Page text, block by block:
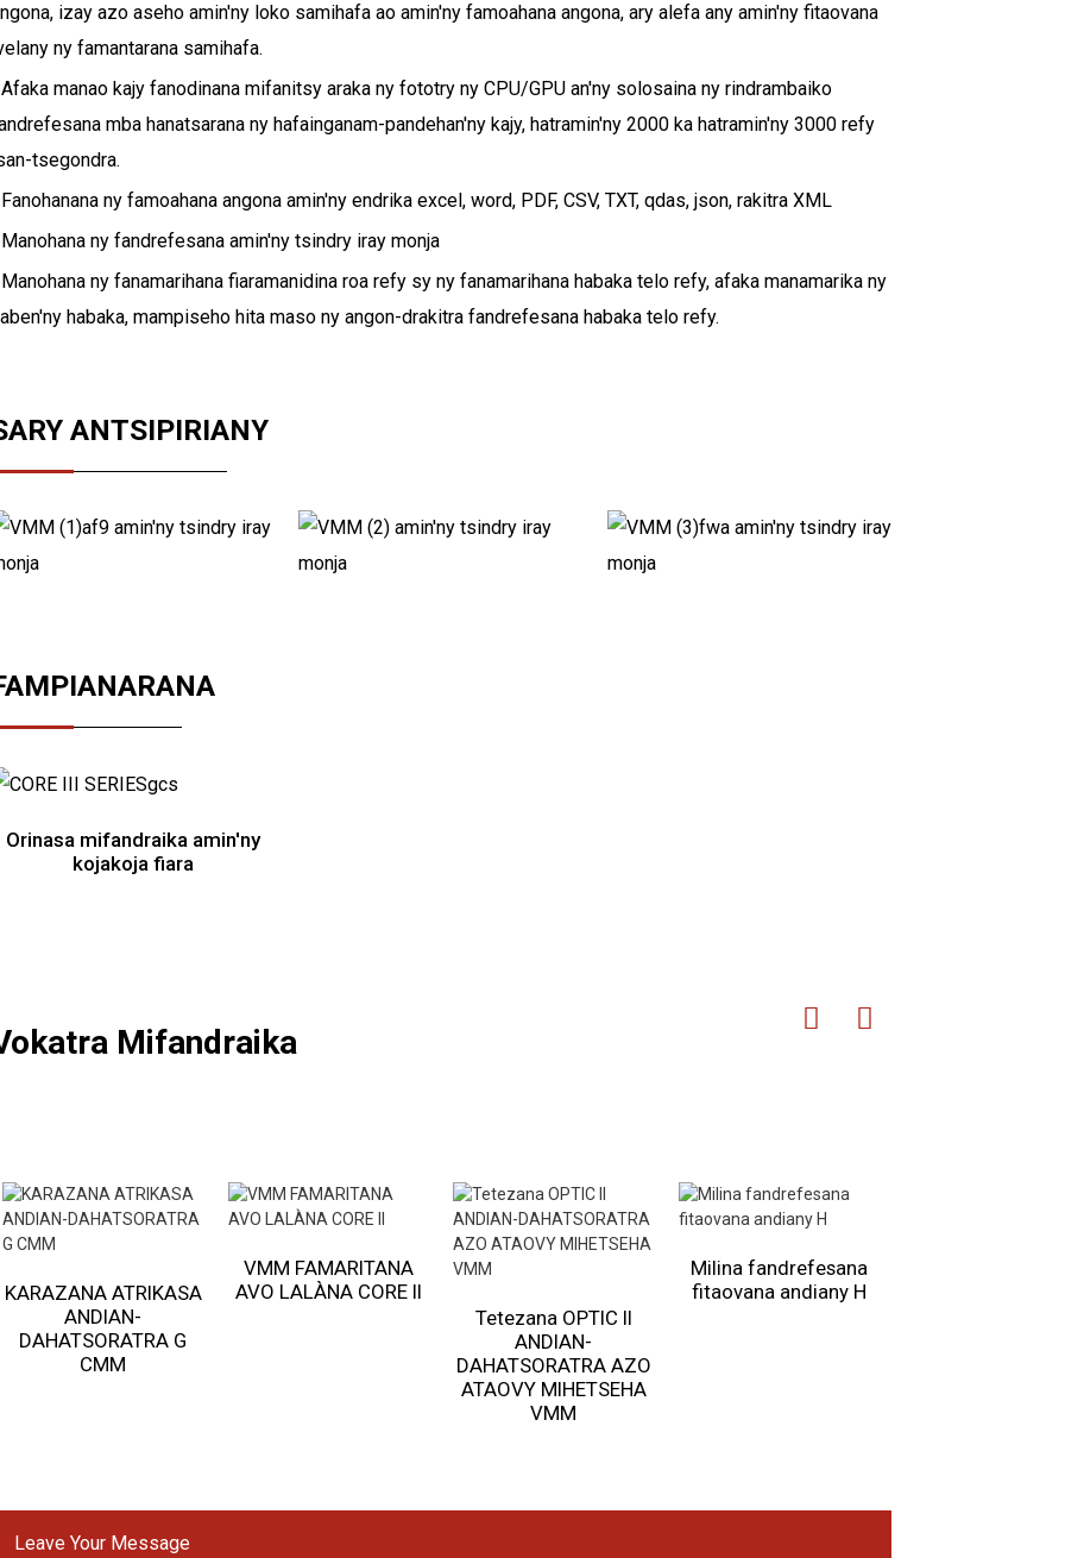
izay azo aseho amin'ny loko samihafa ao amin'ny famoahana angona, ary alefa any amin'ny fitaovana
ny famantarana samihafa.
Afaka manao kajy fanodinana mifanitsy araka ny fototry ny CPU/GPU an'ny solosaina ny rindrambaiko
mba hanatsarana ny hafainganam-pandehan'ny kajy, hatramin'ny 2000 ka hatramin'ny 3000 refy
tsegondra.
Fanohanana ny famoahana angona amin'ny endrika excel, word, PDF, CSV, TXT, qdas, json, rakitra XML
Manohana ny fandrefesana amin'ny tsindry iray monja
Manohana ny fanamarihana fiaramanidina roa refy sy ny fanamarihana habaka telo refy, afaka manamarika ny
habaka, mampiseho hita maso ny angon-drakitra fandrefesana habaka telo refy.
ANTSIPIRIANY
Orinasa mifandraika amin'ny
kojakoja fiara
Mifandraika
KARAZANA ATRIKASA
ANDIAN-
DAHATSORATRA G
CMM
VMM FAMARITANA
AVO LALÀNA CORE II
Tetezana OPTIC II
ANDIAN-
DAHATSORATRA AZO
ATAOVY MIHETSEHA
VMM
Milina fandrefesana
fitaovana andiany H
Leave Your Message